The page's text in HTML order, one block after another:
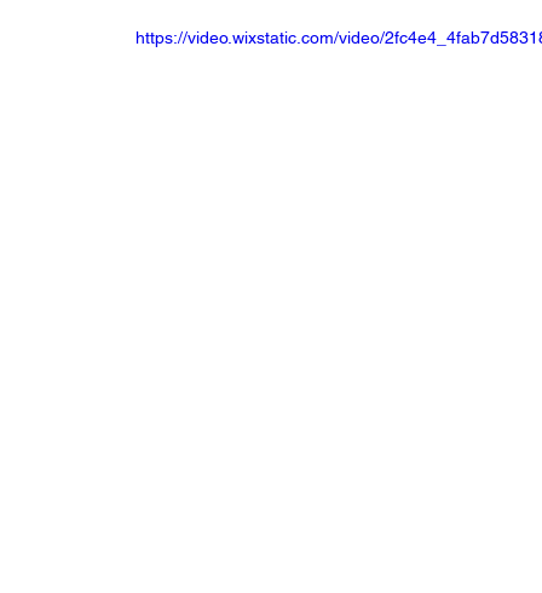
https://video.wixstatic.com/video/